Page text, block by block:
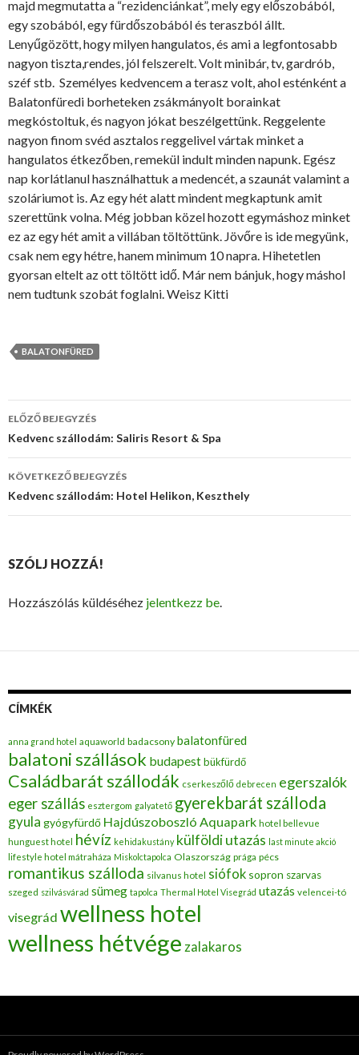
majd megmutatta a “rezidenciánkat”, mely egy előszobából,
egy szobából, egy fürdőszobából és teraszból állt.
Lenyűgözött, hogy milyen hangulatos, és ami a legfontosabb
nagyon tiszta,rendes, jól felszerelt. Volt minibár, tv, gardrób,
széf stb. Személyes kedvencem a terasz volt, ahol esténként a
Balatonfüredi borheteken zsákmányolt borainkat
megkóstoltuk, és nagyon jókat beszélgettünk. Reggelente
nagyon finom svéd asztalos reggelivel vártak minket a
hangulatos étkezőben, remekül indult minden napunk. Egész
nap korlátlanul használhattuk a medencét, a szaunát valamint a
szoláriumot is. Az egy hét alatt mindent megkaptunk amit
szerettünk volna. Még jobban közel hozott egymáshoz minket
ez az egy hét amit a villában töltöttünk. Jövőre is ide megyünk,
csak nem egy hétre, hanem minimum 10 napra. Hihetetlen
gyorsan eltelt az ott töltött idő. Már nem bánjuk, hogy máshol
nem tudtunk szobát foglalni. Weisz Kitti
BALATONFÜRED
Bejegyzés
navigáció
ELŐZŐ BEJEGYZÉS
Kedvenc szállodám: Saliris Resort & Spa
KÖVETKEZŐ BEJEGYZÉS
Kedvenc szállodám: Hotel Helikon, Keszthely
SZÓLJ HOZZÁ!
Hozzászólás küldéséhez jelentkezz be.
CÍMKÉK
anna grand hotel aquaworld badacsony balatonfüred
balatoni szállások budapestbükfürdő
Családbarát szállodák cserkeszőlő debrecen egerszalók
eger szállás esztergom galyatető gyerekbarát szálloda
gyula gyógyfürdő Hajdúszoboszló Aquapark hotel bellevue
hunguest hotel
hévíz kehidakustány külföldi utazás last minute akció
lifestyle hotel mátraháza Miskolctapolca Olaszország prága pécs
romantikus szálloda silvanus hotel siófok sopron szarvas
szeged szilvásvárad sümeg tapolca Thermal Hotel Visegrád utazás velencei-tó
visegrád wellness hotel
wellness hétvége zalakaros